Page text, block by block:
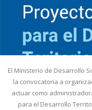
El Ministerio de Desarrollo
la convocatoria a
actuar como
para el Desarrollo